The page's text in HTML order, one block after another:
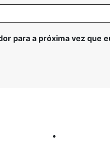
para a próxima vez que